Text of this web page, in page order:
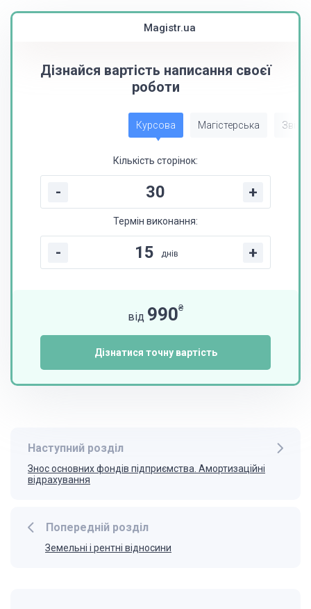
Magistr.ua
Дізнайся вартість написання своєї
роботи
Курсова Магістерська Звіт
Кількість сторінок:
- +
Термін виконання:
- днів +
від 990₴
Дізнатися точну вартість
Попередній розділ
Земельні і рентні відносини
Наступний розділ
Знос основних фондів підприємства. Амортизаційні
відрахування